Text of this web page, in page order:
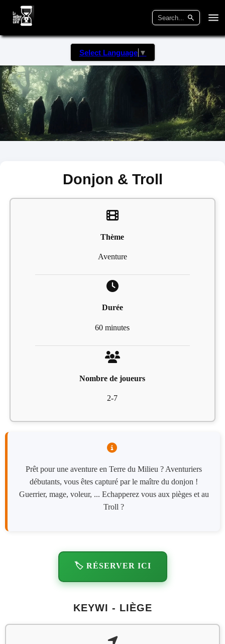
Select Language ▼
Donjon & Troll
Thème
Aventure
Durée
60 minutes
Nombre de joueurs
2-7
Prêt pour une aventure en Terre du Milieu ? Aventuriers
débutants, vous êtes capturé par le maître du donjon !
Guerrier, mage, voleur, ... Echapperez vous aux pièges et au
Troll ?
🏷️ RÉSERVER ICI
KEYWI - LIÈGE